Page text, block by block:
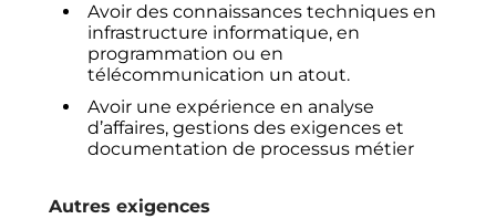
Avoir des connaissances techniques en
infrastructure informatique, en
programmation ou en
télécommunication un atout.
Avoir une expérience en analyse
d’affaires, gestions des exigences et
documentation de processus métier
Autres exigences